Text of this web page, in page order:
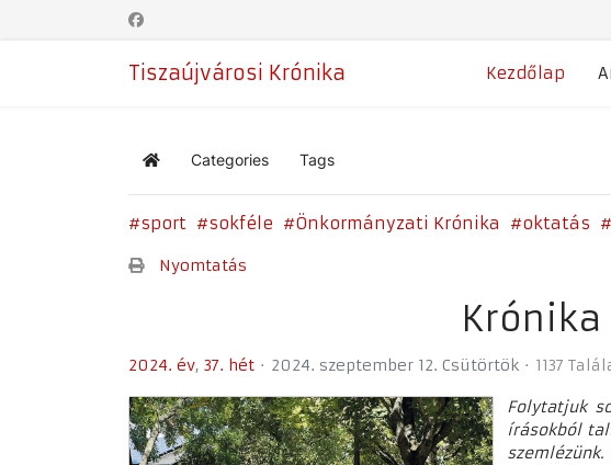
Tiszaújvárosi Krónika Kezdőlap
Home Categories Tags
sport sokféle Önkormányzati Krónika oktatás
Nyomtatás
2024. év 37. hét 2024. szeptember 12. Csütörtök 1137
Folytatjuk
írásokból